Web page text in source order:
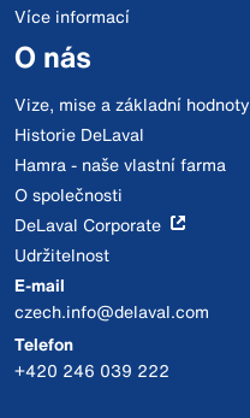
Více informací
O nás
Vize, mise a základní hodnoty
Historie DeLaval
Hamra - naše vlastní farma
O společnosti
DeLaval Corporate
Udržitelnost
E-mail
czech.info@delaval.com
Telefon
+420 246 039 222